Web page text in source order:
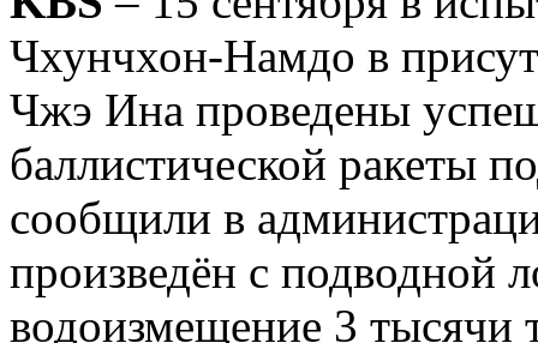
Чхунчхон-Намдо в
Чжэ Ина проведены
баллистической ракеты
сообщили в
произведён с подводной
водоизмещение 3 тысячи